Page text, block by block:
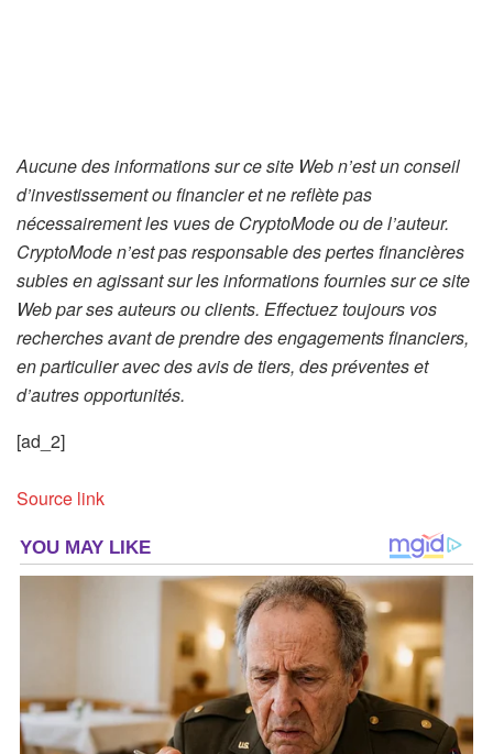
Aucune des informations sur ce site Web n’est un conseil
d’investissement ou financier et ne reflète pas
nécessairement les vues de CryptoMode ou de l’auteur.
CryptoMode n’est pas responsable des pertes financières
subies en agissant sur les informations fournies sur ce site
Web par ses auteurs ou clients. Effectuez toujours vos
recherches avant de prendre des engagements financiers,
en particulier avec des avis de tiers, des préventes et
d’autres opportunités.
[ad_2]
Source link